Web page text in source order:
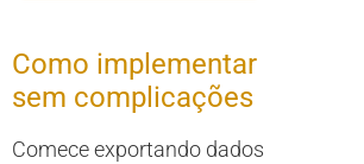
Como implementar
sem complicações
Comece exportando dados